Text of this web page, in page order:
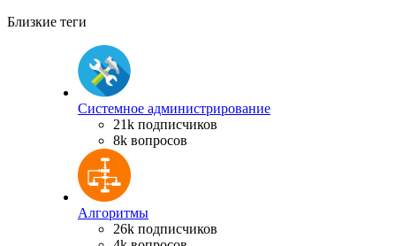
Близкие теги
Системное администрирование
21k подписчиков
8k вопросов
Алгоритмы
26k подписчиков